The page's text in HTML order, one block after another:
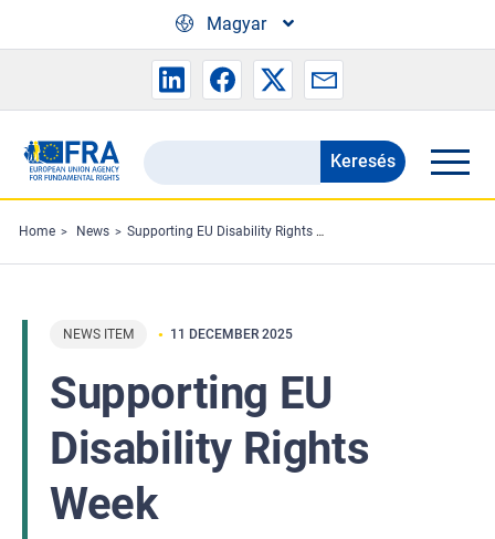
Magyar
Search
the
FRA
website
Keresés
Home News Supporting EU Disability Rights Week
NEWS ITEM 11 DECEMBER 2025
Supporting EU
Disability Rights
Week